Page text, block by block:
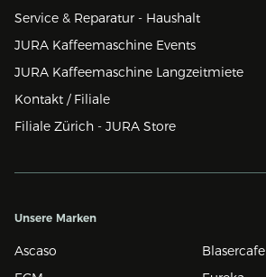
Service & Reparatur - Haushalt
JURA Kaffeemaschine Events
JURA Kaffeemaschine Langzeitmiete
Kontakt / Filiale
Filiale Zürich - JURA Store
Unsere Marken
Ascaso
Blasercafe